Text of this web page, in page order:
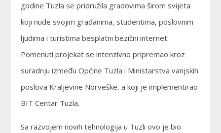
godine Tuzla se pridružila gradovima širom svijeta
koji nude svojim građanima, studentima, poslovnim
ljudima i turistima besplatni bezični internet.
Pomenuti projekat se intenzivno pripremao kroz
suradnju između Općine Tuzla i Ministarstva vanjskih
poslova Kraljevine Norveške, a koji je implementirao
BIT Centar Tuzla.
Sa razvojem novih tehnologija u Tuzli ovo je bio